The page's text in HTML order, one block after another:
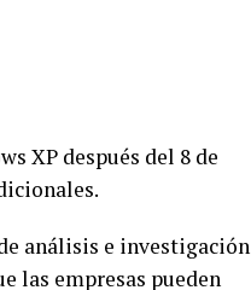
XP después del 8 de
análisis e investigación
las empresas pueden